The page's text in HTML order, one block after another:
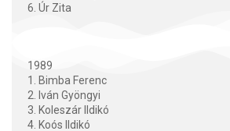
6. Úr Zita
1989
1. Bimba Ferenc
2. Iván Gyöngyi
3. Koleszár Ildikó
4. Koós Ildikó